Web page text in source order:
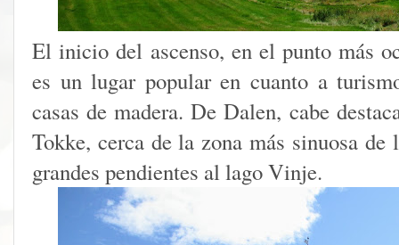
El inicio del ascenso, en el punto más
es un lugar popular en cuanto a
casas de madera. De Dalen, cabe
Tokke, cerca de la zona más sinuosa de
grandes pendientes al lago Vinje.